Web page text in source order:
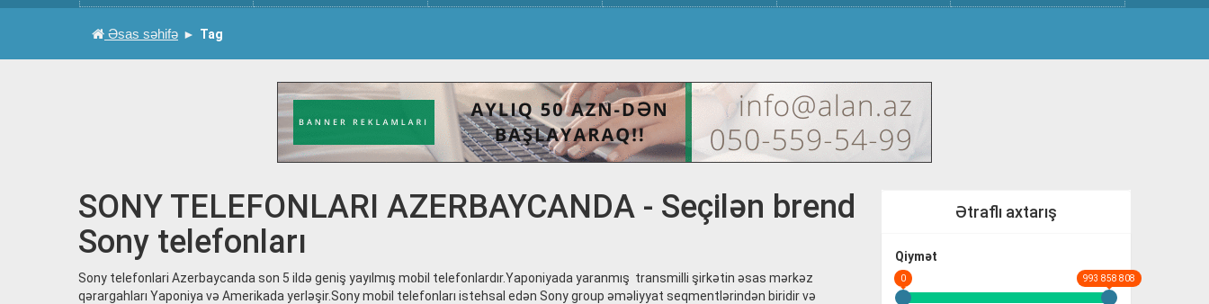
Əsas səhifə Tag
Ətraflı axtarış
Qiymət
0 993 858 808
SONY TELEFONLARI AZERBAYCANDA - Seçilən brend
Sony telefonları
Sony telefonlari Azerbaycanda son 5 ildə geniş yayılmış mobil telefonlardır.Yaponiyada yaranmış transmilli şirkətin əsas mərkəz
qərargahları Yaponiya və Amerikada yerləşir.Sony mobil telefonları istehsal edən Sony group əməliyyat seqmentlərindən biridir və